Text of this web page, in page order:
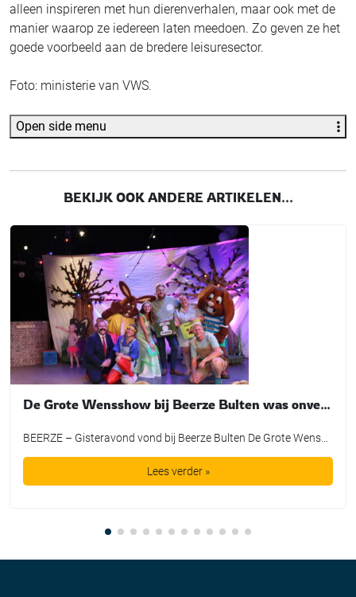
alleen inspireren met hun dierenverhalen, maar ook met de
manier waarop ze iedereen laten meedoen. Zo geven ze het
goede voorbeeld aan de bredere leisuresector.
Foto: ministerie van VWS.
Open side menu
BEKIJK OOK ANDERE ARTIKELEN...
De Grote Wensshow bij Beerze Bulten was onvergetelijk
Lees verder »